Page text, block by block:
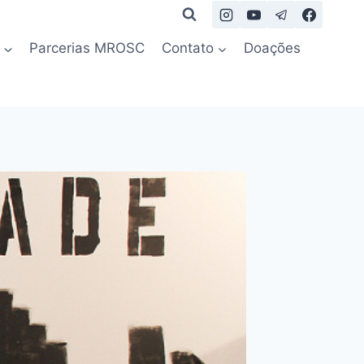
Parcerias MROSC Contato Doações